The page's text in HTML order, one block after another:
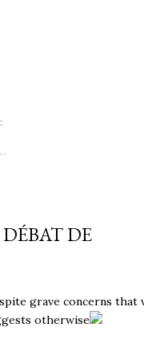
DE
grave concerns that
otherwise